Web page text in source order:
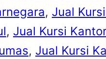
, Jual
, Jual Kursi
, Jual Kursi